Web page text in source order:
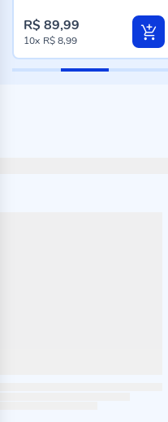
R$ 89,99
10x R$ 8,99